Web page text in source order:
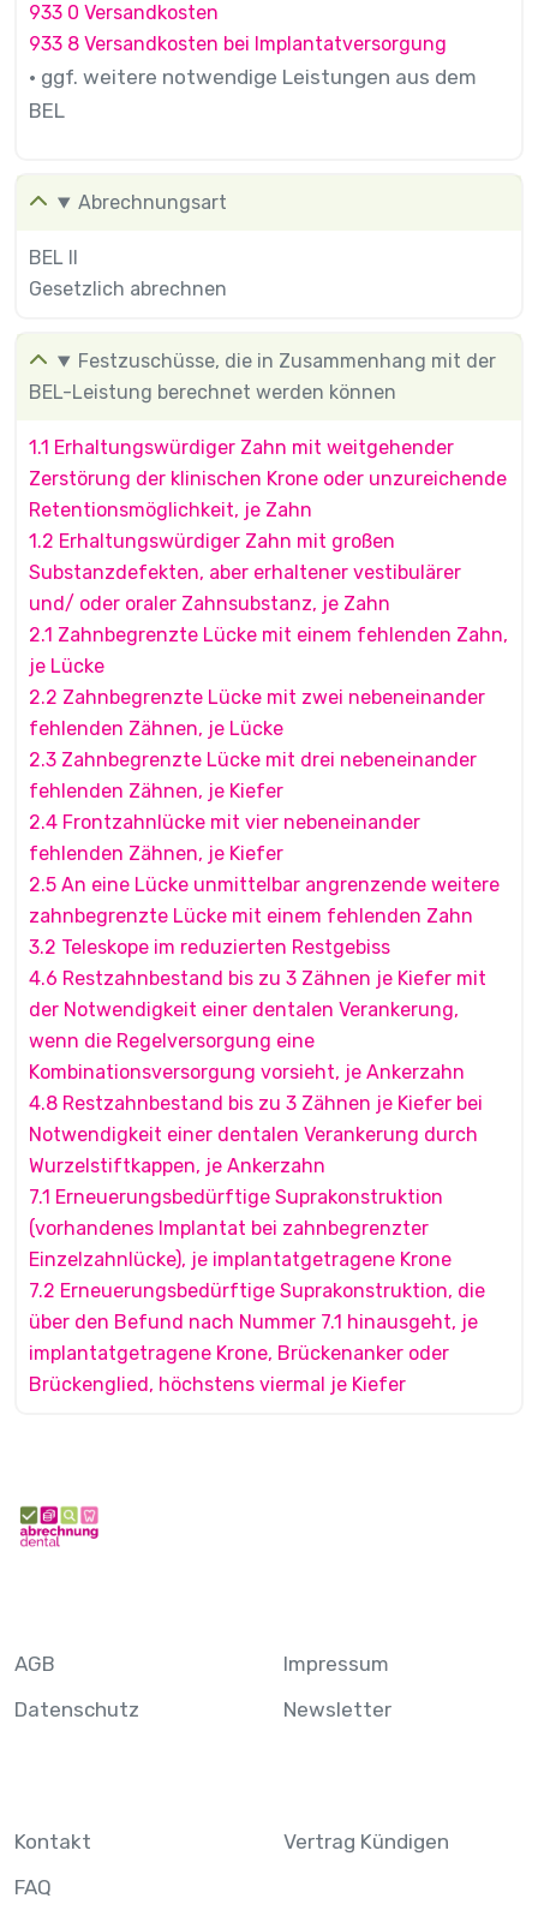
933 0 Versandkosten
933 8 Versandkosten bei Implantatversorgung
• ggf. weitere notwendige Leistungen aus dem
BEL
Abrechnungsart
BEL II
Gesetzlich abrechnen
Festzuschüsse, die in Zusammenhang mit der
BEL-Leistung berechnet werden können
1.1 Erhaltungswürdiger Zahn mit weitgehender
Zerstörung der klinischen Krone oder unzureichende
Retentionsmöglichkeit, je Zahn
1.2 Erhaltungswürdiger Zahn mit großen
Substanzdefekten, aber erhaltener vestibulärer
und/ oder oraler Zahnsubstanz, je Zahn
2.1 Zahnbegrenzte Lücke mit einem fehlenden Zahn,
je Lücke
2.2 Zahnbegrenzte Lücke mit zwei nebeneinander
fehlenden Zähnen, je Lücke
2.3 Zahnbegrenzte Lücke mit drei nebeneinander
fehlenden Zähnen, je Kiefer
2.4 Frontzahnlücke mit vier nebeneinander
fehlenden Zähnen, je Kiefer
2.5 An eine Lücke unmittelbar angrenzende weitere
zahnbegrenzte Lücke mit einem fehlenden Zahn
3.2 Teleskope im reduzierten Restgebiss
4.6 Restzahnbestand bis zu 3 Zähnen je Kiefer mit
der Notwendigkeit einer dentalen Verankerung,
wenn die Regelversorgung eine
Kombinationsversorgung vorsieht, je Ankerzahn
4.8 Restzahnbestand bis zu 3 Zähnen je Kiefer bei
Notwendigkeit einer dentalen Verankerung durch
Wurzelstiftkappen, je Ankerzahn
7.1 Erneuerungsbedürftige Suprakonstruktion
(vorhandenes Implantat bei zahnbegrenzter
Einzelzahnlücke), je implantatgetragene Krone
7.2 Erneuerungsbedürftige Suprakonstruktion, die
über den Befund nach Nummer 7.1 hinausgeht, je
implantatgetragene Krone, Brückenanker oder
Brückenglied, höchstens viermal je Kiefer
AGB
Datenschutz
Impressum
Newsletter
Kontakt
FAQ
Vertrag Kündigen